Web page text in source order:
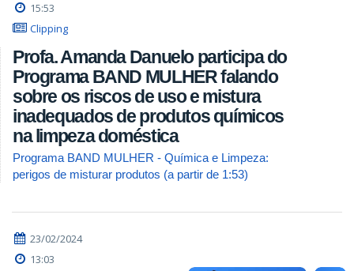
15:53
Clipping
Profa. Amanda Danuelo participa do
Programa BAND MULHER falando
sobre os riscos de uso e mistura
inadequados de produtos químicos
na limpeza doméstica
Programa BAND MULHER - Química e Limpeza:
perigos de misturar produtos (a partir de 1:53)
23/02/2024
13:03